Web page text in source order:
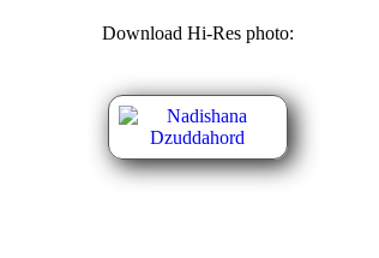
Download Hi-Res photo: